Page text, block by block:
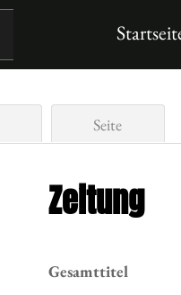
Seite
Zeitung
Gesamttitel